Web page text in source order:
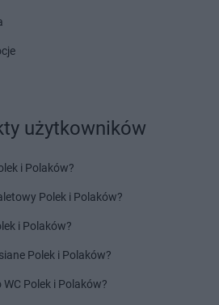
użytkowników
i Polaków?
Polek i Polaków?
i Polaków?
Polek i Polaków?
Polek i Polaków?